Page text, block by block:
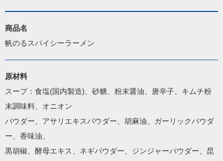
商品名
帆のるスパイシーラーメン
原材料
スープ：食塩(国内製造)、砂糖、粉末醤油、唐辛子、キムチ粉
末調味料、オニオン
パウダー、アサリエキスパウダー、胡麻油、ガーリックパウダ
ー、香味油、
黒胡椒、酵母エキス、ネギパウダー、ジンジャーパウダー、昆